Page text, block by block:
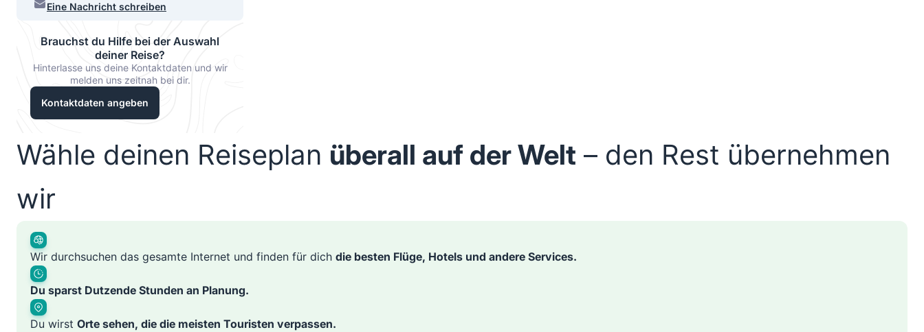
Eine Nachricht schreiben
Brauchst du Hilfe bei der Auswahl
deiner Reise?
Hinterlasse uns deine Kontaktdaten und wir
melden uns zeitnah bei dir.
Kontaktdaten angeben
Wähle deinen Reiseplan überall auf der Welt – den Rest übernehmen
wir
Wir durchsuchen das gesamte Internet und finden für dich die besten Flüge, Hotels und andere Services.
Du sparst Dutzende Stunden an Planung.
Du wirst Orte sehen, die die meisten Touristen verpassen.